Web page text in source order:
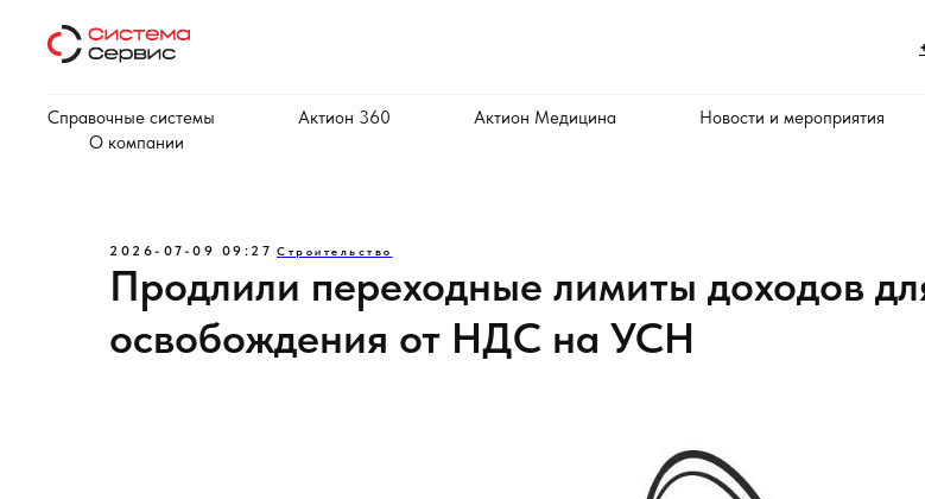
Справочные системы Актион 360 Актион Медицина Новости и мероприятия
О компании
2026-07-09 09:27 Строительство
Продлили переходные лимиты доходов
освобождения от НДС на УСН